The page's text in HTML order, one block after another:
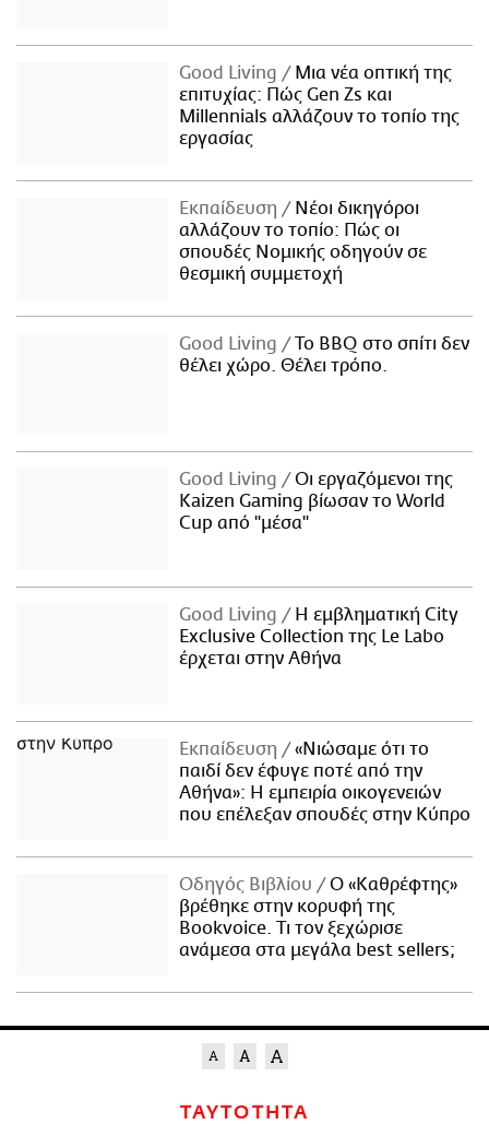
Good Living
Μια νέα οπτική της
επιτυχίας: Πώς Gen Zs και
Millennials αλλάζουν το τοπίο της
εργασίας
Εκπαίδευση
Νέοι δικηγόροι
αλλάζουν το τοπίο: Πώς οι
σπουδές Νομικής οδηγούν σε
θεσμική συμμετοχή
Good Living
Το BBQ στο σπίτι δεν
θέλει χώρο. Θέλει τρόπο.
Good Living
Οι εργαζόμενοι της
Kaizen Gaming βίωσαν το World
Cup από "μέσα"
Good Living
Η εμβληματική City
Exclusive Collection της Le Labo
έρχεται στην Αθήνα
Εκπαίδευση
«Νιώσαμε ότι το
παιδί δεν έφυγε ποτέ από την
Αθήνα»: Η εμπειρία οικογενειών
που επέλεξαν σπουδές στην Κύπρο
Οδηγός Βιβλίου
Ο «Καθρέφτης»
βρέθηκε στην κορυφή της
Bookvoice. Τι τον ξεχώρισε
ανάμεσα στα μεγάλα best sellers;
ΤΑΥΤΟΤΗΤΑ